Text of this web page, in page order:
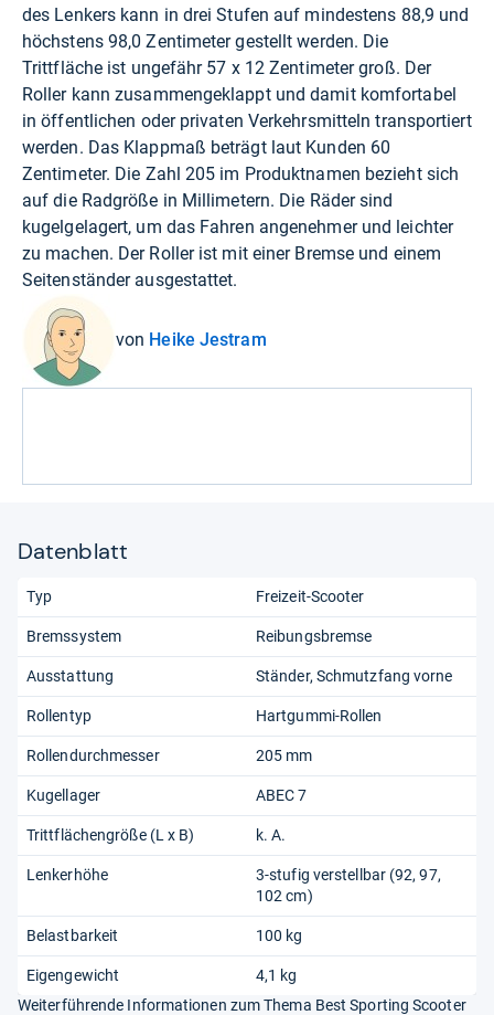
des Lenkers kann in drei Stufen auf mindestens 88,9 und
höchstens 98,0 Zentimeter gestellt werden. Die
Trittfläche ist ungefähr 57 x 12 Zentimeter groß. Der
Roller kann zusammengeklappt und damit komfortabel
in öffentlichen oder privaten Verkehrsmitteln transportiert
werden. Das Klappmaß beträgt laut Kunden 60
Zentimeter. Die Zahl 205 im Produktnamen bezieht sich
auf die Radgröße in Millimetern. Die Räder sind
kugelgelagert, um das Fahren angenehmer und leichter
zu machen. Der Roller ist mit einer Bremse und einem
Seitenständer ausgestattet.
von Heike Jestram
Datenblatt
Typ Freizeit-Scooter
Bremssystem Reibungsbremse
Ausstattung Ständer Schmutzfang vorne
Rollentyp Hartgummi-Rollen
Rollendurchmesser 205 mm
Kugellager ABEC 7
Trittflächengröße (L x B) k. A.
Lenkerhöhe
3-stufig verstellbar (92, 97,
102 cm)
Belastbarkeit 100 kg
Eigengewicht
4,1 kg
Weiterführende Informationen zum Thema Best Sporting Scooter